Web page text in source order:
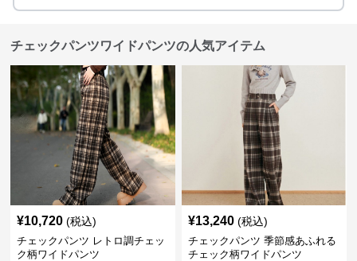
チェックパンツワイドパンツの人気アイテム
¥10,720 (税込)
チェックパンツ レトロ調チェッ
ク柄ワイドパンツ
¥13,240 (税込)
チェックパンツ 季節感あふれる
チェック柄ワイドパンツ